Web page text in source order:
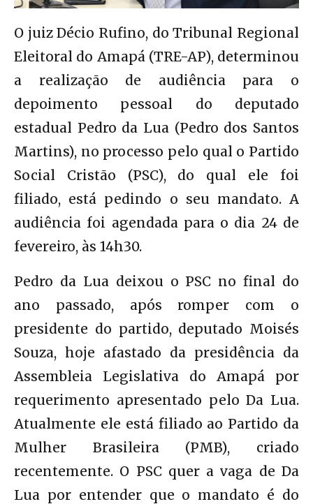
O juiz Décio Rufino, do Tribunal Regional
Eleitoral do Amapá (TRE-AP), determinou
a realização de audiência para o
depoimento pessoal do deputado
estadual Pedro da Lua (Pedro dos Santos
Martins), no processo pelo qual o Partido
Social Cristão (PSC), do qual ele foi
filiado, está pedindo o seu mandato. A
audiência foi agendada para o dia 24 de
fevereiro, às 14h30.
Pedro da Lua deixou o PSC no final do
ano passado, após romper com o
presidente do partido, deputado Moisés
Souza, hoje afastado da presidência da
Assembleia Legislativa do Amapá por
requerimento apresentado pelo Da Lua.
Atualmente ele está filiado ao Partido da
Mulher Brasileira (PMB), criado
recentemente. O PSC quer a vaga de Da
Lua por entender que o mandato é do